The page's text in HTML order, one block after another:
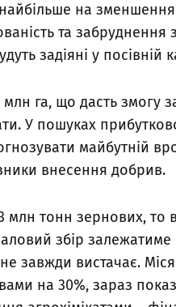
на
та
задіяні у посівній
млн га, що дасть змогу
У пошуках
майбутній
внесення добрив.
тонн зернових, то
збір залежатиме
завжди вистачає.
на 30%, зараз